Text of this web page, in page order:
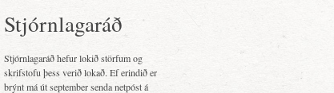
Stjórnlagaráð
Stjórnlagaráð hefur lokið störfum og
skrifstofu þess verið lokað. Ef erindið er
brýnt má út september senda netpóst á